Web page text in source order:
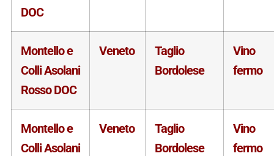
DOC
Montello e
Colli Asolani
Rosso DOC
Veneto
Taglio
Bordolese
Vino
fermo
Montello e
Colli Asolani
Veneto
Taglio
Bordolese
Vino
fermo